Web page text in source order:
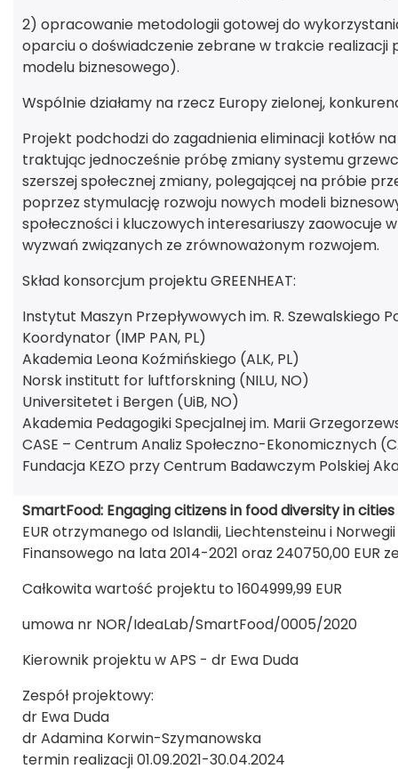
2) opracowanie metodologii gotowej do
oparciu o doświadczenie zebrane w trakcie
modelu biznesowego).
Wspólnie działamy na rzecz Europy zielonej,
Projekt podchodzi do zagadnienia eliminacji kotłów
traktując jednocześnie próbę zmiany systemu
szerszej społecznej zmiany, polegającej na próbie
poprzez stymulację rozwoju nowych modeli
społeczności i kluczowych interesariuszy zaowocuje
wyzwań związanych ze zrównoważonym rozwojem.
Skład konsorcjum projektu GREENHEAT:
Instytut Maszyn Przepływowych im. R. Szewalskiego
Koordynator (IMP PAN, PL)
Akademia Leona Koźmińskiego (ALK, PL)
Norsk institutt for luftforskning (NILU, NO)
Universitetet i Bergen (UiB, NO)
Akademia Pedagogiki Specjalnej im. Marii
CASE – Centrum Analiz Społeczno-Ekonomicznych
Fundacja KEZO przy Centrum Badawczym Polskiej
SmartFood: Engaging citizens in food diversity in cities
EUR otrzymanego od Islandii, Liechtensteinu i
Finansowego na lata 2014-2021 oraz 240750,00 EUR
Całkowita wartość projektu to 1604999,99 EUR
umowa nr NOR/IdeaLab/SmartFood/0005/2020
Kierownik projektu w APS - dr Ewa Duda
Zespół projektowy:
dr Ewa Duda
dr Adamina Korwin-Szymanowska
termin realizacji 01.09.2021-30.04.2024